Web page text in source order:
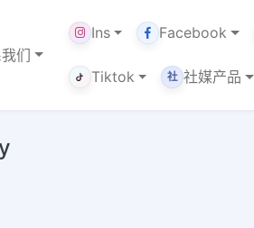
们
Ins Facebook
Tiktok 社 社媒产品